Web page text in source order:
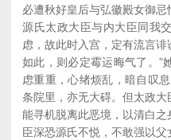
必遭秋好皇后与弘徽殿女御忌
源氏太政大臣与内大臣同我
虑，故此时入宫，定有流言
如此，则必定霉运晦气了。”
虑重重，心绪烦乱，暗自叹
条院里，亦无大碍。但太政
能寻机脱离此恶境，以清白
臣深恐源氏不悦，不敢强以